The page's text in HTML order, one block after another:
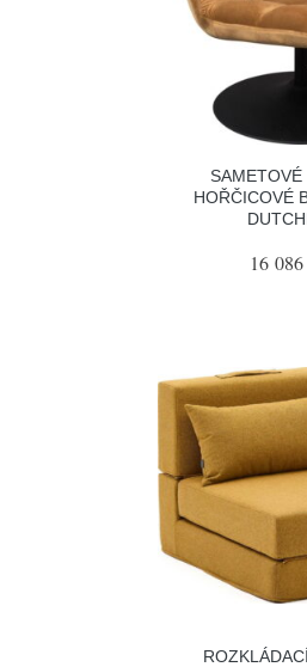
HOŘČICOVÉ
16